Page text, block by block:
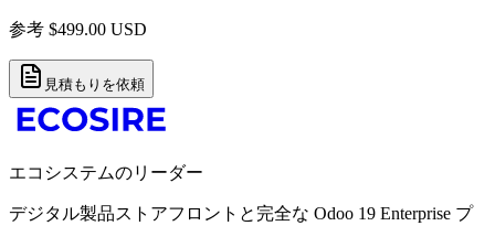
参考 $499.00 USD
見積もりを依頼
エコシステムのリーダー
デジタル製品ストアフロントと完全な Odoo 19 Enterprise プ